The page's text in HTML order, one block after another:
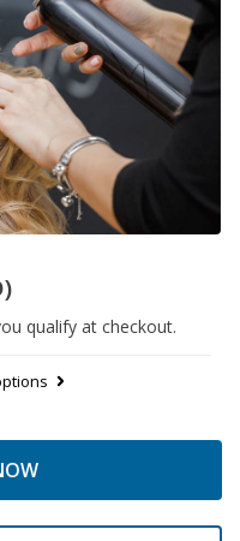
qualify at checkout.